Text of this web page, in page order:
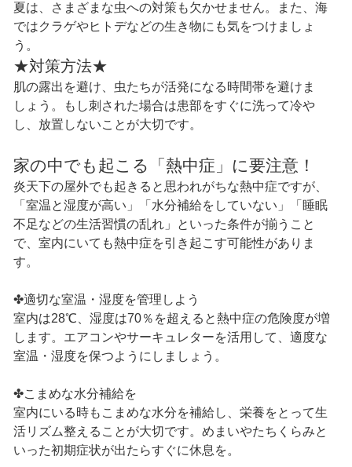
夏は、さまざまな虫への対策も欠かせません。また、海
ではクラゲやヒトデなどの生き物にも気をつけましょ
う。
★対策方法★
肌の露出を避け、虫たちが活発になる時間帯を避けま
しょう。もし刺された場合は患部をすぐに洗って冷や
し、放置しないことが大切です。
家の中でも起こる「熱中症」に要注意！
炎天下の屋外でも起きると思われがちな熱中症ですが、
「室温と湿度が高い」「水分補給をしていない」「睡眠
不足などの生活習慣の乱れ」といった条件が揃うこと
で、室内にいても熱中症を引き起こす可能性がありま
す。
✤適切な室温・湿度を管理しよう
室内は28℃、湿度は70％を超えると熱中症の危険度が増
します。エアコンやサーキュレターを活用して、適度な
室温・湿度を保つようにしましょう。
✤こまめな水分補給を
室内にいる時もこまめな水分を補給し、栄養をとって生
活リズム整えることが大切です。めまいやたちくらみと
いった初期症状が出たらすぐに休息を。